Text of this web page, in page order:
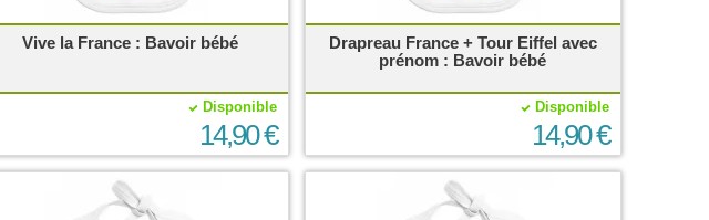
Vive la France : Bavoir bébé
Disponible
14,90 €
Drapreau France + Tour Eiffel avec
prénom : Bavoir bébé
Disponible
14,90 €